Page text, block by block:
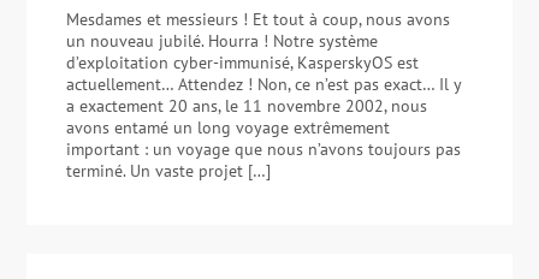
Mesdames et messieurs ! Et tout à coup, nous avons
un nouveau jubilé. Hourra ! Notre système
d’exploitation cyber-immunisé, KasperskyOS est
actuellement… Attendez ! Non, ce n’est pas exact… Il y
a exactement 20 ans, le 11 novembre 2002, nous
avons entamé un long voyage extrêmement
important : un voyage que nous n’avons toujours pas
terminé. Un vaste projet […]